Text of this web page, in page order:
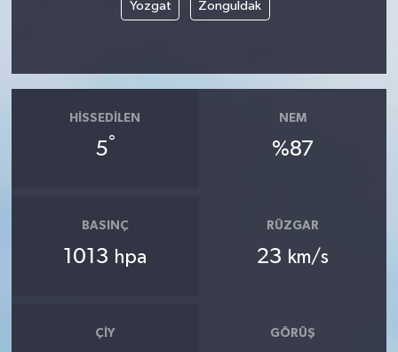
Yozgat Zonguldak
HISSEDILEN
5°
NEM
%87
BASINÇ
1013 hpa
RÜZGAR
23 km/s
ÇIY GÖRÜŞ